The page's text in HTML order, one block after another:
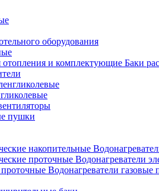
оборудования
Баки
пушки
Водонагреватели
Водонагреватели газовые